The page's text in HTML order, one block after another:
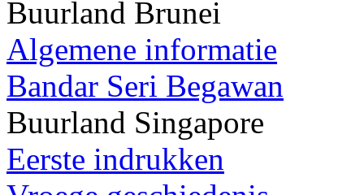
Buurland Brunei
Algemene informatie
Bandar Seri Begawan
Buurland Singapore
Eerste indrukken